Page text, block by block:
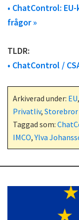
• ChatControl:
frågor »
TLDR:
• ChatControl /
Arkiverad under: EU,
Privatliv, Storebror
Taggad som:
IMCO,Ylva